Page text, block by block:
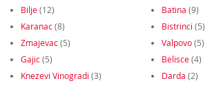
Bilje(12) Batina (9)
Karanac(8) Bistrinci (5)
Zmajevac(5) Valpovo(5)
Gajic(5) Belisce(4)
Knezevi Vinogradi (3) Darda (2)